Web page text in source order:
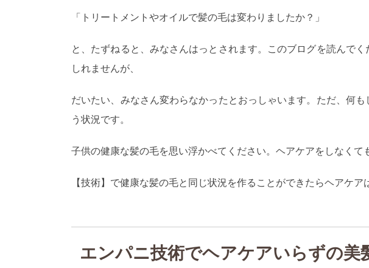
「トリートメントやオイルで髪の毛は変わりましたか？」
と、たずねると、みなさんはっとされます。このブログを読んで
しれませんが、
だいたい、みなさん変わらなかったとおっしゃいます。ただ、何
う状況です。
子供の健康な髪の毛を思い浮かべてください。ヘアケアをしなくて
【技術】で健康な髪の毛と同じ状況を作ることができたらヘアケア
エンパニ技術でヘアケアいらずの美